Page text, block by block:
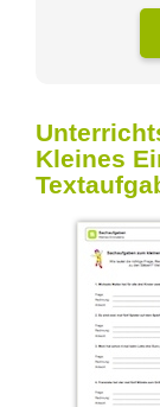
Kleines